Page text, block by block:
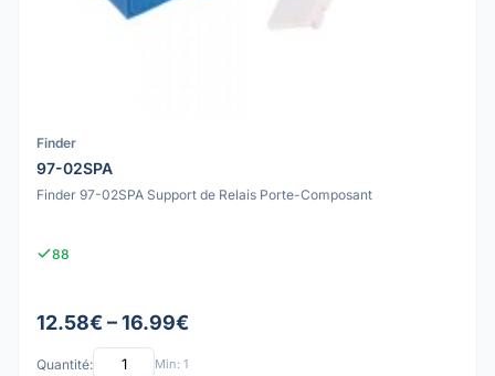
Finder
97-02SPA
Finder 97-02SPA Support de Relais Porte-Composant
88
12.58€ – 16.99€
Quantité: Min: 1